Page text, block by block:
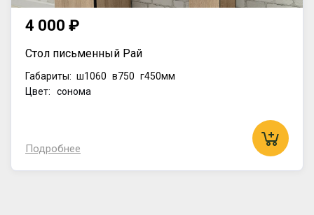
4 000 ₽
Стол письменный Рай
Габариты: ш1060 в750 г450мм
Цвет: сонома
Подробнее